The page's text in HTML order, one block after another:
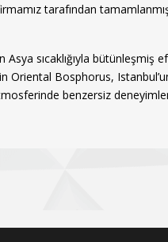
tarafından
Asya sıcaklığıyla bütünleşmiş
Oriental Bosphorus,
benzersiz